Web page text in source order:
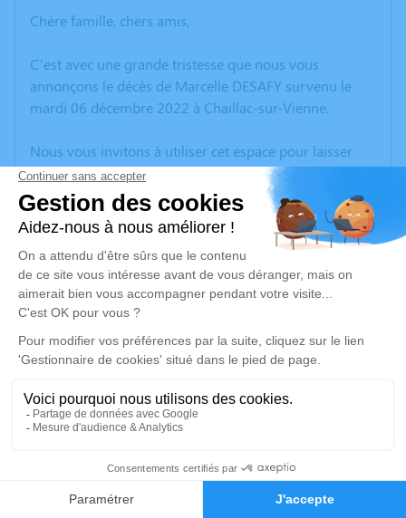
Faire-part Hommages
Chère famille, chers amis,
C’est avec une grande tristesse que nous vous
annonçons le décès de Marcelle DESAFY survenu le
mardi 06 décembre 2022 à Chaillac-sur-Vienne.
Nous vous invitons à utiliser cet espace pour laisser
vos condoléances, partager des photos souvenirs, une
anecdote ou exprimer vos pensées à travers des
poèmes ou des textes. Cet endroit est un lieu
d'expression dédié à honorer la mémoire de Marcelle
DESAFY.
Un service de plantation d’arbre hommage est
disponible ici.
Je rends hommage
Cérémonie religieuse
Église Saint-Genis de Saulgond
Le Bourg